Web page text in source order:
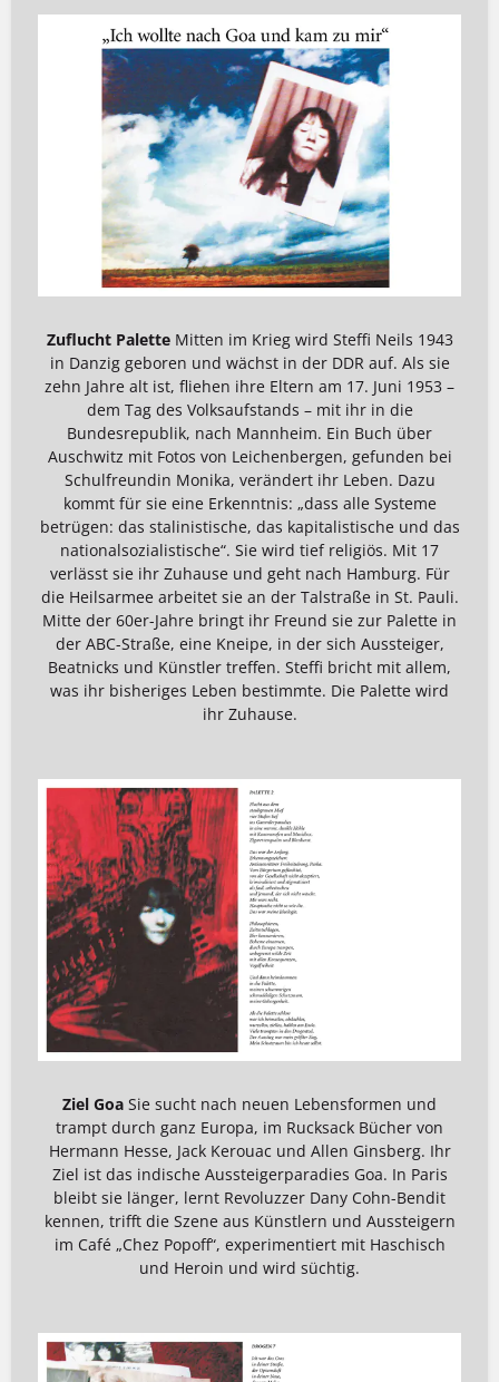
Zuflucht PaletteMitten im Krieg wird Steffi Neils 1943
in Danzig geboren und wächst in der DDR auf. Als sie
zehn Jahre alt ist, fliehen ihre Eltern am 17. Juni 1953 –
dem Tag des Volksaufstands – mit ihr in die
Bundesrepublik, nach Mannheim. Ein Buch über
Auschwitz mit Fotos von Leichenbergen, gefunden bei
Schulfreundin Monika, verändert ihr Leben. Dazu
kommt für sie eine Erkenntnis: „dass alle Systeme
betrügen: das stalinistische, das kapitalistische und das
nationalsozialistische“. Sie wird tief religiös. Mit 17
verlässt sie ihr Zuhause und geht nach Hamburg. Für
die Heilsarmee arbeitet sie an der Talstraße in St. Pauli.
Mitte der 60er-Jahre bringt ihr Freund sie zur Palette in
der ABC-Straße, eine Kneipe, in der sich Aussteiger,
Beatnicks und Künstler treffen. Steffi bricht mit allem,
was ihr bisheriges Leben bestimmte. Die Palette wird
ihr Zuhause.
Ziel Goa Sie sucht nach neuen Lebensformen und
trampt durch ganz Europa, im Rucksack Bücher von
Hermann Hesse, Jack Kerouac und Allen Ginsberg. Ihr
Ziel ist das indische Aussteigerparadies Goa. In Paris
bleibt sie länger, lernt Revoluzzer Dany Cohn-Bendit
kennen, trifft die Szene aus Künstlern und Aussteigern
im Café „Chez Popoff“, experimentiert mit Haschisch
und Heroin und wird süchtig.